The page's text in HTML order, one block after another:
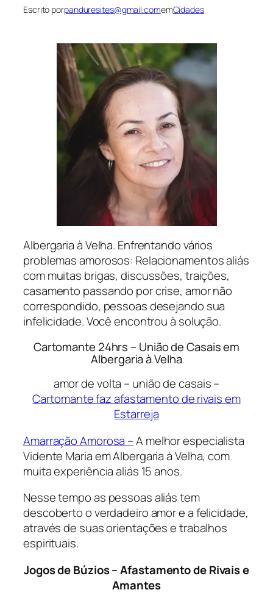
Escrito porpanduresites@gmail.comemCidades
Albergaria à Velha. Enfrentando vários
problemas amorosos: Relacionamentos aliás
com muitas brigas, discussões, traições,
casamento passando por crise, amor não
correspondido, pessoas desejando sua
infelicidade. Você encontrou à solução.
Cartomante 24hrs – União de Casais em
Albergaria à Velha
amor de volta – união de casais –
Cartomante faz afastamento de rivais em
Estarreja
Amarração Amorosa –A melhor especialista
Vidente Maria em Albergaria à Velha, com
muita experiência aliás 15 anos.
Nesse tempo as pessoas aliás tem
descoberto o verdadeiro amor e a felicidade,
através de suas orientações e trabalhos
espirituais.
Jogos de Búzios – Afastamento de Rivais e
Amantes